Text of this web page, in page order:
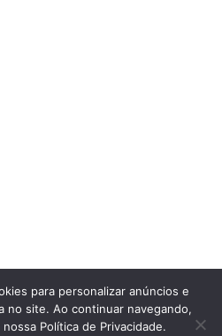
para personalizar anúncios e
no site. Ao continuar navegando,
Política de Privacidade.